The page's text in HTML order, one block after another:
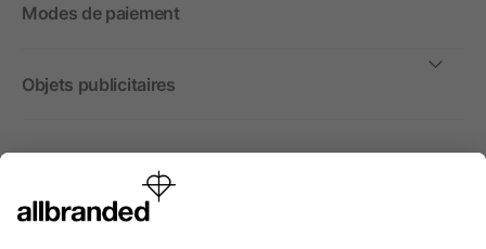
Modes de paiement
Objets publicitaires
International